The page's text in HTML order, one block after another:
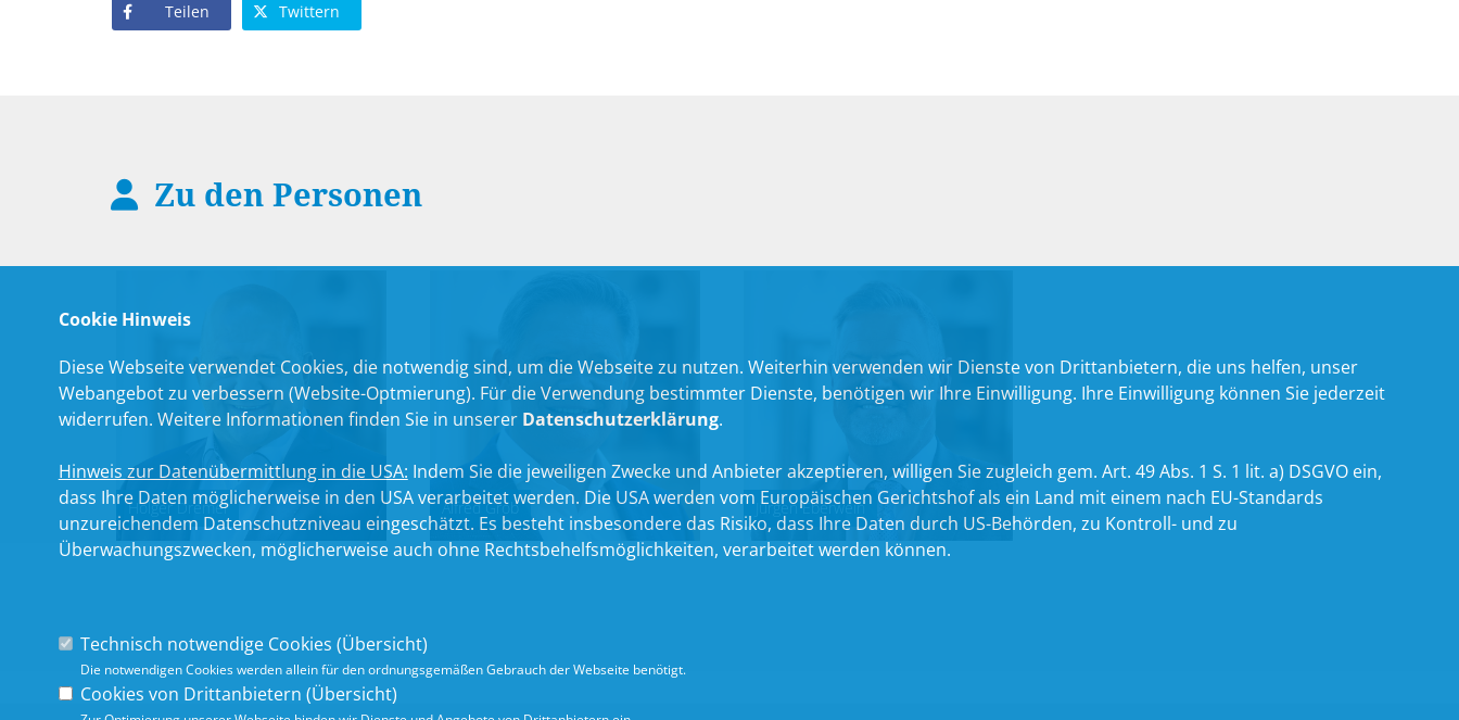
Teilen Twittern
Zu den Personen
Holger Dremel Alfred Grob Jürgen Eberwein
Cookie Hinweis
Diese Webseite verwendet Cookies, die notwendig sind, um die Webseite zu nutzen. Weiterhin verwenden wir Dienste von Drittanbietern, die uns helfen, unser
Webangebot zu verbessern (Website-Optmierung). Für die Verwendung bestimmter Dienste, benötigen wir Ihre Einwilligung. Ihre Einwilligung können Sie jederzeit
widerrufen. Weitere Informationen finden Sie in unserer Datenschutzerklärung.
Hinweis zur Datenübermittlung in die USA: Indem Sie die jeweiligen Zwecke und Anbieter akzeptieren, willigen Sie zugleich gem. Art. 49 Abs. 1 S. 1 lit. a) DSGVO ein,
dass Ihre Daten möglicherweise in den USA verarbeitet werden. Die USA werden vom Europäischen Gerichtshof als ein Land mit einem nach EU-Standards
unzureichendem Datenschutzniveau eingeschätzt. Es besteht insbesondere das Risiko, dass Ihre Daten durch US-Behörden, zu Kontroll- und zu
Überwachungszwecken, möglicherweise auch ohne Rechtsbehelfsmöglichkeiten, verarbeitet werden können.
Technisch notwendige Cookies (Übersicht)
Die notwendigen Cookies werden allein für den ordnungsgemäßen Gebrauch der Webseite benötigt.
Cookies von Drittanbietern (Übersicht)